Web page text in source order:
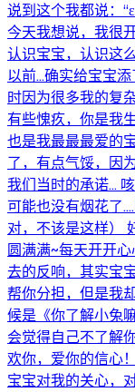
说到这个我都说：
今天我想说，我很
认识宝宝，认识这
以前...确实给宝宝
时因为很多我的复
有些愧疚，你是我
也是我最最最爱的
了，有点气馁，因
我们当时的承诺...
可能也没有烟花了
对，不该是这样）
圆满满~每天开开
去的反响，其实宝
帮你分担，但是我
候是《你了解小兔
会觉得自己不了解
欢你，爱你的信心
宝宝对我的关心，